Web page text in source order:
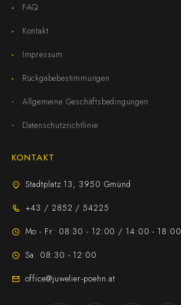
FAQ
Kontakt
Impressum
Rückgabebestimmungen
Allgemeine Geschäftsbedingungen
Datenschutzrichtlinie
KONTAKT
Stadtplatz 13, 3950 Gmünd
+43 / 2852 / 54225
Mo - Fr: 08:30 - 12:00 / 14:00 - 18:00
Sa: 08:30 - 12:00
office@juwelier-poehn.at